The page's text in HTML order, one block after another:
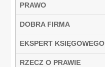
PRAWO
DOBRA FIRMA
EKSPERT KSIĘGOWEGO
RZECZ O PRAWIE